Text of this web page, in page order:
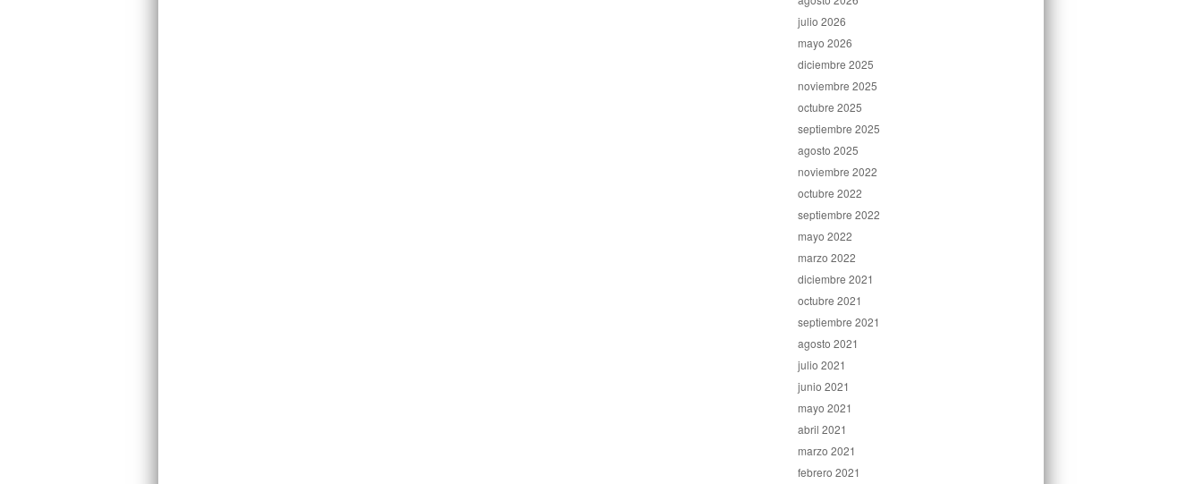
julio 2026
mayo 2026
diciembre 2025
noviembre 2025
octubre 2025
septiembre 2025
agosto 2025
noviembre 2022
octubre 2022
septiembre 2022
mayo 2022
marzo 2022
diciembre 2021
octubre 2021
septiembre 2021
agosto 2021
julio 2021
junio 2021
mayo 2021
abril 2021
marzo 2021
febrero 2021